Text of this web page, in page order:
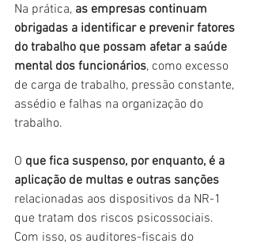
Na prática, as empresas continuam
obrigadas a identificar e prevenir fatores
do trabalho que possam afetar a saúde
mental dos funcionários, como excesso
de carga de trabalho, pressão constante,
assédio e falhas na organização do
trabalho.
O que fica suspenso, por enquanto, é a
aplicação de multas e outras sanções
relacionadas aos dispositivos da NR-1
que tratam dos riscos psicossociais.
Com isso, os auditores-fiscais do